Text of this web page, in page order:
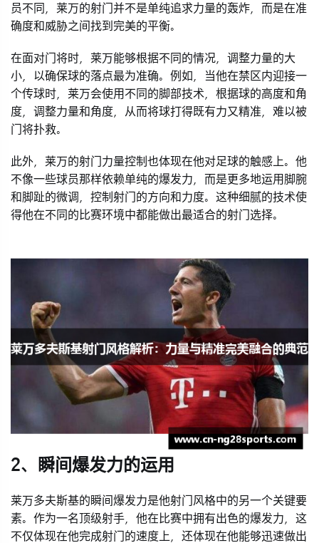
员不同，莱万的射门并不是单纯追求力量的轰炸，而是在准
确度和威胁之间找到完美的平衡。
在面对门将时，莱万能够根据不同的情况，调整力量的大
小，以确保球的落点最为准确。例如，当他在禁区内迎接一
个传球时，莱万会使用不同的脚部技术，根据球的高度和角
度，调整力量和角度，从而将球打得既有力又精准，难以被
门将扑救。
此外，莱万的射门力量控制也体现在他对足球的触感上。他
不像一些球员那样依赖单纯的爆发力，而是更多地运用脚腕
和脚趾的微调，控制射门的方向和力度。这种细腻的技术使
得他在不同的比赛环境中都能做出最适合的射门选择。
2、瞬间爆发力的运用
莱万多夫斯基的瞬间爆发力是他射门风格中的另一个关键要
素。作为一名顶级射手，他在比赛中拥有出色的爆发力，这
不仅体现在他完成射门的速度上，还体现在他能够迅速做出